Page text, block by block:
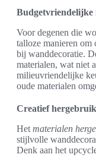
Budgetvriendelijke
Voor degenen die
talloze manieren om
bij wanddecoratie.
materialen, wat niet
milieuvriendelijke
oude materialen
Creatief
Het materialen
stijlvolle
Denk aan het